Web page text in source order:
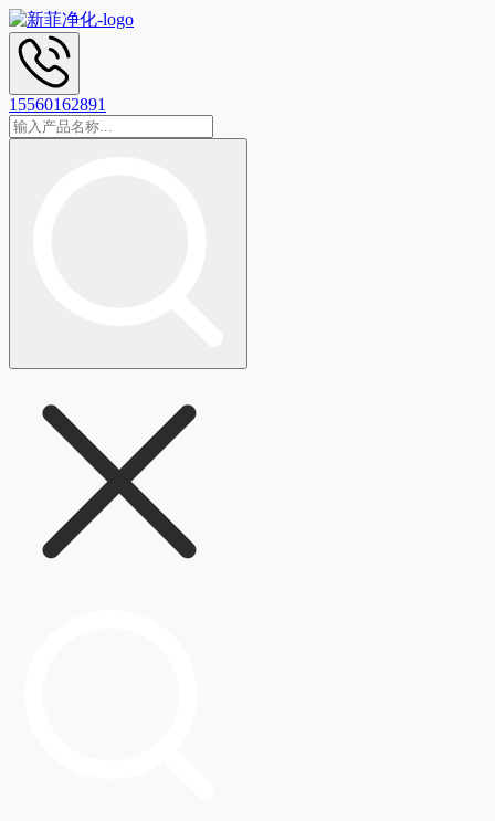
15560162891